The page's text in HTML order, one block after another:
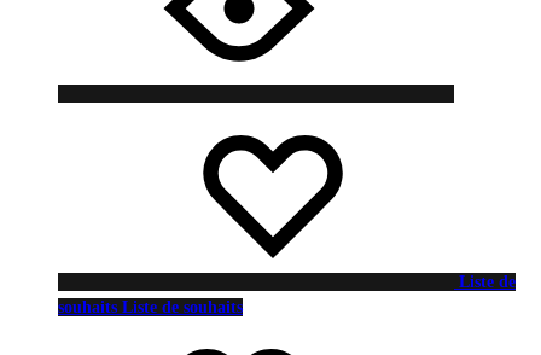
Liste de
souhaits Liste de souhaits